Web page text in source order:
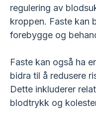
regulering av
kroppen. Faste kan
forebygge og
Faste kan også ha
bidra til å redusere
Dette inkluderer
blodtrykk og